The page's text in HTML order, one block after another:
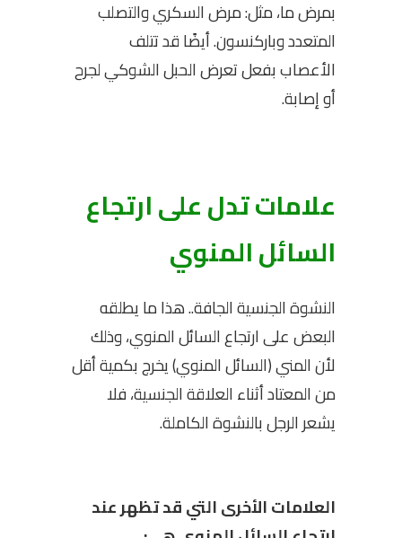
بمرض ما، مثل: مرض السكري والتصلب
المتعدد وباركنسون. أيضًا قد تتلف
الأعصاب بفعل تعرض الحبل الشوكي لجرح
أو إصابة.
علامات تدل على ارتجاع
السائل المنوي
النشوة الجنسية الجافة.. هذا ما يطلقه
البعض على ارتجاع السائل المنوي، وذلك
لأن المني (السائل المنوي) يخرج بكمية أقل
من المعتاد أثناء العلاقة الجنسية، فلا
يشعر الرجل بالنشوة الكاملة.
العلامات الأخرى التي قد تظهر عند